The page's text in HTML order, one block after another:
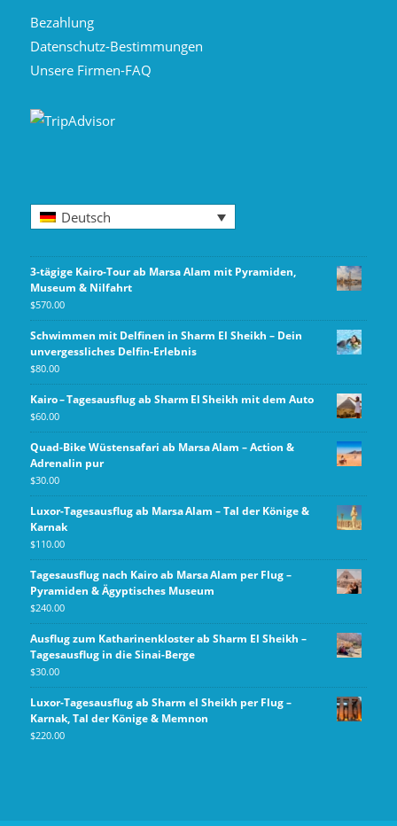
Bezahlung
Datenschutz-Bestimmungen
Unsere Firmen-FAQ
Deutsch
3-tägige Kairo-Tour ab Marsa Alam mit Pyramiden,
Museum & Nilfahrt
$570.00
Schwimmen mit Delfinen in Sharm El Sheikh – Dein
unvergessliches Delfin-Erlebnis
$80.00
Kairo – Tagesausflug ab Sharm El Sheikh mit dem Auto
$60.00
Quad-Bike Wüstensafari ab Marsa Alam – Action &
Adrenalin pur
$30.00
Luxor-Tagesausflug ab Marsa Alam – Tal der Könige &
Karnak
$110.00
Tagesausflug nach Kairo ab Marsa Alam per Flug –
Pyramiden & Ägyptisches Museum
$240.00
Ausflug zum Katharinenkloster ab Sharm El Sheikh –
Tagesausflug in die Sinai-Berge
$30.00
Luxor‑Tagesausflug ab Sharm el Sheikh per Flug –
Karnak, Tal der Könige & Memnon
$220.00